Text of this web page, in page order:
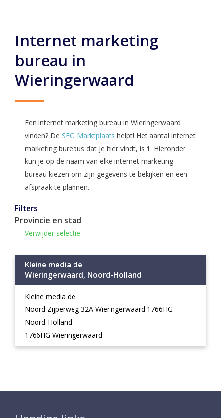
Internet marketing
bureau in
Wieringerwaard
Een internet marketing bureau in Wieringerwaard
vinden? De SEO Marktplaats helpt! Het aantal internet
marketing bureaus dat je hier vindt, is 1. Hieronder
kun je op de naam van elke internet marketing
bureau kiezen om zijn gegevens te bekijken en een
afspraak te plannen.
Filters
Provincie en stad
Verwijder selectie
Kleine media de
Wieringerwaard, Noord-Holland
Kleine media de
Noord Zijperweg 32A Wieringerwaard 1766HG
Noord-Holland
1766HG Wieringerwaard